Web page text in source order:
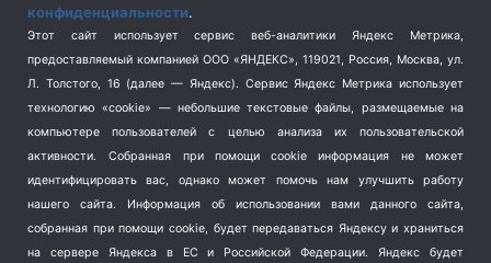
Спорт (740)
Терроризм (1)
Транспорт (262)
Туризм (178)
Флот (76)
Школа и спорт (2)
Экология (8)
конфиденциальности.
Этот сайт использует сервис веб-аналитики Яндекс Метрика,
предоставляемый компанией ООО «ЯНДЕКС», 119021, Россия, Москва, ул.
Л. Толстого, 16 (далее — Яндекс). Сервис Яндекс Метрика использует
технологию «cookie» — небольшие текстовые файлы, размещаемые на
компьютере пользователей с целью анализа их пользовательской
активности.
Собранная при помощи cookie информация не может
идентифицировать вас, однако может помочь нам улучшить работу
нашего сайта. Информация об использовании вами данного сайта,
собранная при помощи cookie, будет передаваться Яндексу и храниться
на сервере Яндекса в ЕС и Российской Федерации. Яндекс будет